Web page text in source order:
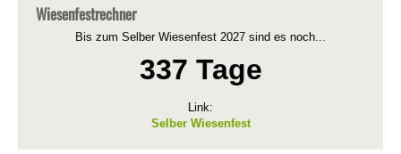
Wiesenfestrechner
Bis zum Selber Wiesenfest 2027 sind es noch...
337 Tage
Link:
Selber Wiesenfest